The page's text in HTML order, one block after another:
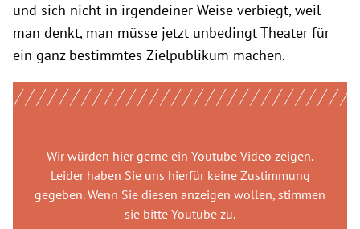
und sich nicht in irgendeiner Weise verbiegt, weil
man denkt, man müsse jetzt unbedingt Theater für
ein ganz bestimmtes Zielpublikum machen.
Wir würden hier gerne ein Youtube Video zeigen.
Leider haben Sie uns hierfür keine Zustimmung
gegeben. Wenn Sie diesen anzeigen wollen, stimmen
sie bitte Youtube zu.